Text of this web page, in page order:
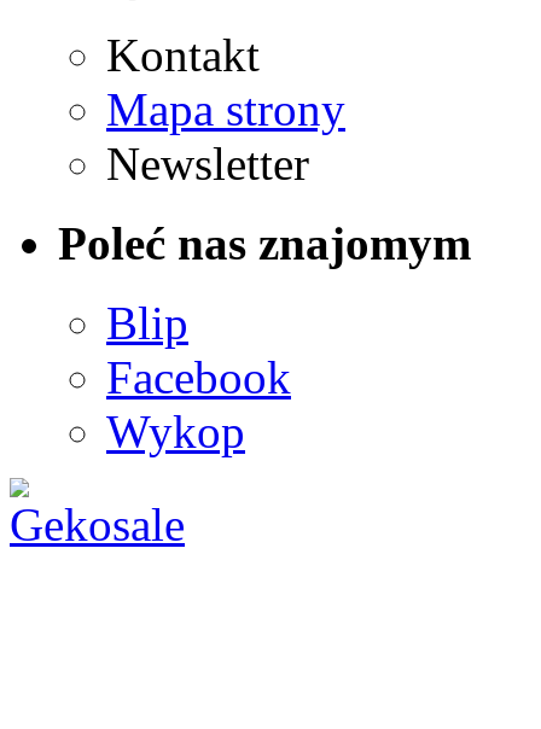
Kontakt
Mapa strony
Newsletter
Poleć nas znajomym
Blip
Facebook
Wykop